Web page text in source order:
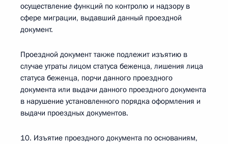
осуществление функций по контролю и надзору в
сфере миграции, выдавший данный проездной
документ.
Проездной документ также подлежит изъятию в
случае утраты лицом статуса беженца, лишения лица
статуса беженца, порчи данного проездного
документа или выдачи данного проездного документа
в нарушение установленного порядка оформления и
выдачи проездных документов.
10. Изъятие проездного документа по основаниям,